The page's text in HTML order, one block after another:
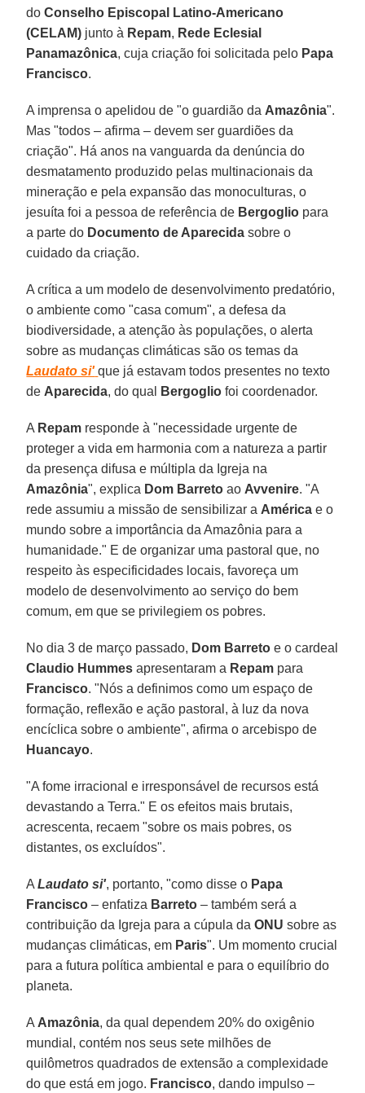
doConselho Episcopal Latino-Americano
(CELAM) junto à Repam, Rede Eclesial
Panamazônica, cuja criação foi solicitada pelo Papa
Francisco.
A imprensa o apelidou de "o guardião da Amazônia".
Mas "todos – afirma – devem ser guardiões da
criação". Há anos na vanguarda da denúncia do
desmatamento produzido pelas multinacionais da
mineração e pela expansão das monoculturas, o
jesuíta foi a pessoa de referência de Bergoglio para
a parte do Documento de Aparecida sobre o
cuidado da criação.
A crítica a um modelo de desenvolvimento predatório,
o ambiente como "casa comum", a defesa da
biodiversidade, a atenção às populações, o alerta
sobre as mudanças climáticas são os temas da
Laudato si' que já estavam todos presentes no texto
de Aparecida, do qual Bergoglio foi coordenador.
A Repam responde à "necessidade urgente de
proteger a vida em harmonia com a natureza a partir
da presença difusa e múltipla da Igreja na
Amazônia", explica Dom Barreto ao Avvenire. "A
rede assumiu a missão de sensibilizar a América e o
mundo sobre a importância da Amazônia para a
humanidade." E de organizar uma pastoral que, no
respeito às especificidades locais, favoreça um
modelo de desenvolvimento ao serviço do bem
comum, em que se privilegiem os pobres.
No dia 3 de março passado, Dom Barreto e o cardeal
Claudio Hummes apresentaram a Repam para
Francisco. "Nós a definimos como um espaço de
formação, reflexão e ação pastoral, à luz da nova
encíclica sobre o ambiente", afirma o arcebispo de
Huancayo.
"A fome irracional e irresponsável de recursos está
devastando a Terra." E os efeitos mais brutais,
acrescenta, recaem "sobre os mais pobres, os
distantes, os excluídos".
ALaudato si', portanto, "como disse o Papa
Francisco – enfatiza Barreto – também será a
contribuição da Igreja para a cúpula daONU sobre as
mudanças climáticas, em Paris". Um momento crucial
para a futura política ambiental e para o equilíbrio do
planeta.
A Amazônia, da qual dependem 20% do oxigênio
mundial, contém nos seus sete milhões de
quilômetros quadrados de extensão a complexidade
do que está em jogo. Francisco, dando impulso –